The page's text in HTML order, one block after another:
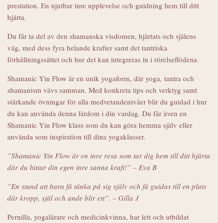
prestation. En njutbar inre upplevelse och guidning hem till ditt
hjärta.
Du får ta del av den shamanska visdomen, hjärtats och själens
väg, med dess fyra helande krafter samt det tantriska
förhållningssättet och hur det kan integreras in i rörelseflödena.
Shamanic Yin Flow är en unik yogaform, där yoga, tantra och
shamanism vävs samman. Med konkreta tips och verktyg samt
stärkande övningar för alla medvetandenivåer blir du guidad i hur
du kan använda denna lärdom i din vardag. Du får även en
Shamanic Yin Flow klass som du kan göra hemma själv eller
använda som inspiration till dina yogaklasser.
”Shamanic Yin Flow är en inre resa som tar dig hem till ditt hjärta
där du hittar din egen inre sanna kraft!” – Eva B
”En stund att bara få tänka på sig själv och få guidas till en plats
där kropp, själ och ande blir ett”. – Gilla J
Pernilla, yogalärare och medicinkvinna, har lett och utbildat